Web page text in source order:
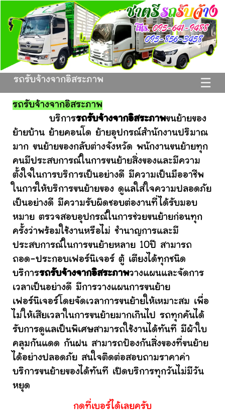
☰
รถรับจ้างจากอิสระภาพ
รถรับจ้างจากอิสระภาพ
บริการรถรับจ้างจากอิสระภาพขนย้ายของ
ย้ายบ้าน ย้ายคอนโด ย้ายอุปกรณ์สำนักงานปริมาณ
มาก ขนย้ายของกลับต่างจังหวัด พนักงานขนย้ายทุก
คนมีประสบการณ์ในการขนย้ายสิ่งของและมีความ
ตั้งใจในการบริการเป็นอย่างดี มีความเป็นมืออาชีพ
ในการให้บริการขนย้ายของ ดูแลใส่ใจความปลอดภัย
เป็นอย่างดี มีความรับผิดชอบต่องานที่ได้รับมอบ
หมาย ตรวจสอบอุปกรณ์ในการช่วยขนย้ายก่อนทุก
ครั้งว่าพร้อมใช้งานหรือไม่ ชำนาญการและมี
ประสบการณ์ในการขนย้ายหลาย 10ปี สามารถ
ถอด-ประกอบเฟอร์นิเจอร์ ตู้ เตียงได้ทุกชนิด
บริการรถรับจ้างจากอิสระภาพวางแผนและจัดการ
เวลาเป็นอย่างดี มีการวางแผนการขนย้าย
เฟอร์นิเจอร์โดยจัดเวลาการขนย้ายให้เหมาะสม เพื่อ
ไม่ให้เสียเวลาในการขนย้ายมากเกินไป รถทุกคันได้
รับการดูแลเป็นพิเศษสามารถใช้งานได้ทันที มีผ้าใบ
คลุมกันแดด กันฝน สามารถป้องกันสิ่งของที่ขนย้าย
ได้อย่างปลอดภัย สนใจติดต่อสอบถามราคาค่า
บริการขนย้ายของได้ทันที เปิดบริการทุกวันไม่มีวัน
หยุด
กดที่เบอร์ได้เลยครับ